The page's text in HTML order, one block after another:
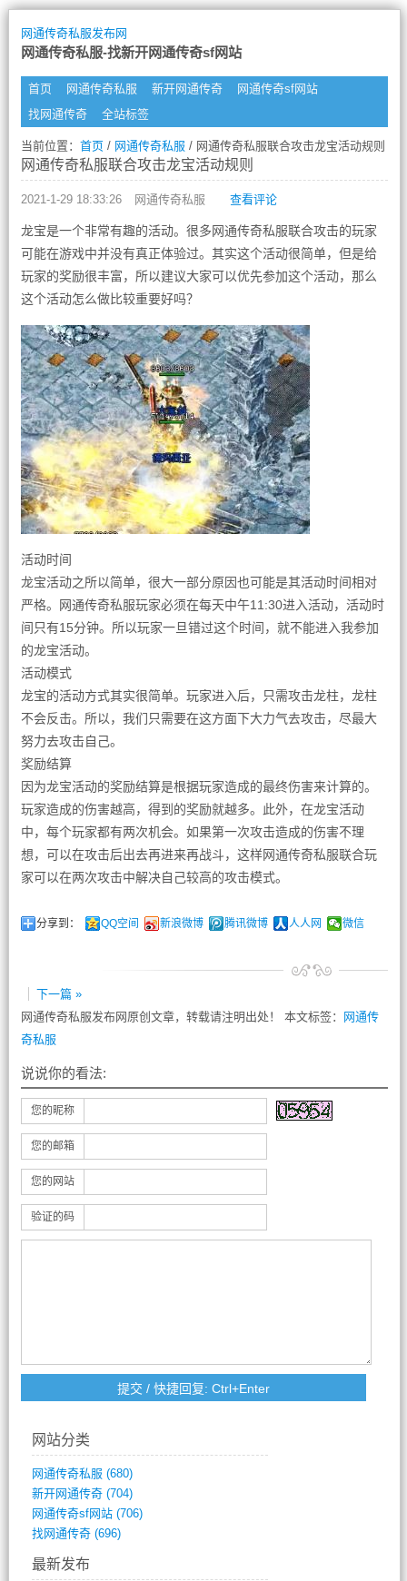
网通传奇私服发布网
网通传奇私服-找新开网通传奇sf网站
首页 网通传奇私服 新开网通传奇
网通传奇sf网站
找网通传奇
全站标签
当前位置： 首页/ 网通传奇私服 / 网通传奇私服联合攻击龙宝活动规则
网通传奇私服联合攻击龙宝活动规则
2021-1-29 18:33:26 网通传奇私服 查看评论
龙宝是一个非常有趣的活动。很多网通传奇私服联合攻击的玩家
可能在游戏中并没有真正体验过。其实这个活动很简单，但是给
玩家的奖励很丰富，所以建议大家可以优先参加这个活动，那么
这个活动怎么做比较重要好吗？
活动时间
龙宝活动之所以简单，很大一部分原因也可能是其活动时间相对
严格。网通传奇私服玩家必须在每天中午11:30进入活动，活动时
间只有15分钟。所以玩家一旦错过这个时间，就不能进入我参加
的龙宝活动。
活动模式
龙宝的活动方式其实很简单。玩家进入后，只需攻击龙柱，龙柱
不会反击。所以，我们只需要在这方面下大力气去攻击，尽最大
努力去攻击自己。
奖励结算
因为龙宝活动的奖励结算是根据玩家造成的最终伤害来计算的。
玩家造成的伤害越高，得到的奖励就越多。此外，在龙宝活动
中，每个玩家都有两次机会。如果第一次攻击造成的伤害不理
想，可以在攻击后出去再进来再战斗，这样网通传奇私服联合玩
家可以在两次攻击中解决自己较高的攻击模式。
分享到： QQ空间 新浪微博 腾讯微博 人人网 微信
下一篇 »
网通传奇私服发布网原创文章，转载请注明出处！ 本文标签：
网通传
奇私服
说说你的看法:
您的昵称
您的邮箱
您的网站
验证的码
网站分类
网通传奇私服 (680)
新开网通传奇(704)
网通传奇sf网站(706)
找网通传奇(696)
最新发布